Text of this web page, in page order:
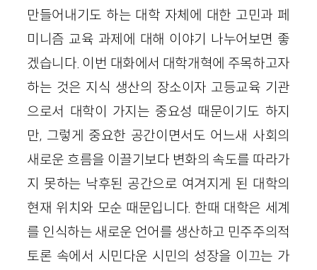
만들어내기도 하는 대학 자체에 대한 고민과 페
미니즘 교육 과제에 대해 이야기 나누어보면 좋
겠습니다. 이번 대화에서 대학개혁에 주목하고자
하는 것은 지식 생산의 장소이자 고등교육 기관
으로서 대학이 가지는 중요성 때문이기도 하지
만, 그렇게 중요한 공간이면서도 어느새 사회의
새로운 흐름을 이끌기보다 변화의 속도를 따라가
지 못하는 낙후된 공간으로 여겨지게 된 대학의
현재 위치와 모순 때문입니다. 한때 대학은 세계
를 인식하는 새로운 언어를 생산하고 민주주의적
토론 속에서 시민다운 시민의 성장을 이끄는 가